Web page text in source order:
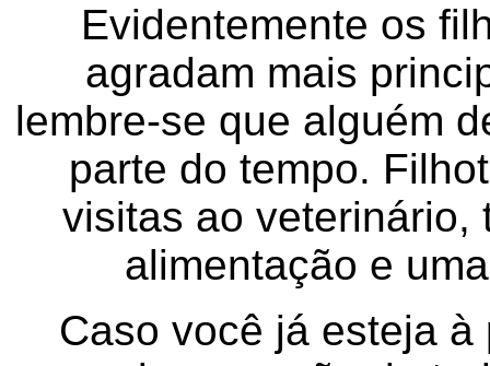
Evidentemente os
agradam mais
lembre-se que alguém
parte do tempo.
visitas ao veterinário,
alimentação e
Caso você já esteja